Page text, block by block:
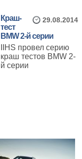
29.08.2014
Краш-
тест
BMW 2-й серии
IIHS провел серию
краш тестов BMW 2-
й серии